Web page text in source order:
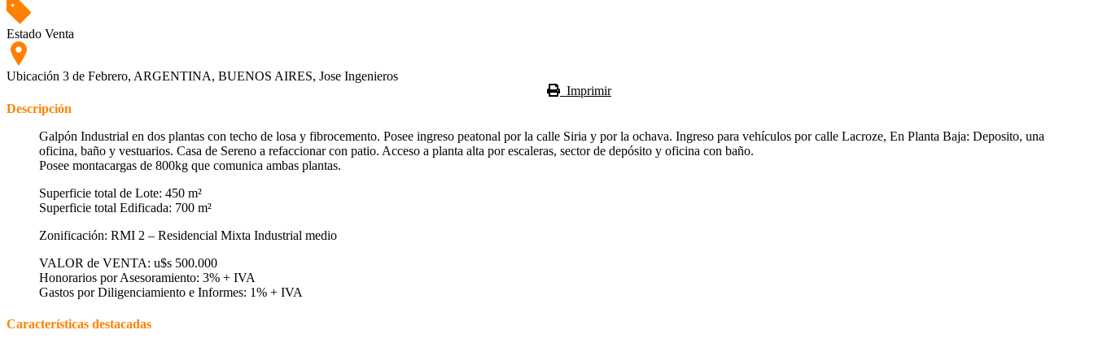
Estado Venta
Ubicación 3 de Febrero, ARGENTINA, BUENOS AIRES, Jose Ingenieros
Imprimir
Descripción
Galpón Industrial en dos plantas con techo de losa y fibrocemento. Posee ingreso peatonal por la calle Siria y por la ochava. Ingreso para vehículos por calle Lacroze, En Planta Baja: Deposito, una
oficina, baño y vestuarios. Casa de Sereno a refaccionar con patio. Acceso a planta alta por escaleras, sector de depósito y oficina con baño.
Posee montacargas de 800kg que comunica ambas plantas.
Superficie total de Lote: 450 m²
Superficie total Edificada: 700 m²
Zonificación: RMI 2 – Residencial Mixta Industrial medio
VALOR de VENTA: u$s 500.000
Honorarios por Asesoramiento: 3% + IVA
Gastos por Diligenciamiento e Informes: 1% + IVA
Características destacadas